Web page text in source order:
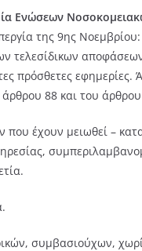
Ενώσεων
της 9ης Νοεμβρίου:
τελεσίδικων
πρόσθετες
άρθρου 88 και του
έχουν μειωθεί –
συμβασιούχων,